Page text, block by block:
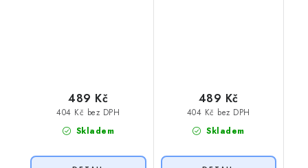
Skladem
404 Kč bez DPH
489 Kč
Skladem
404 Kč bez DPH
489 Kč